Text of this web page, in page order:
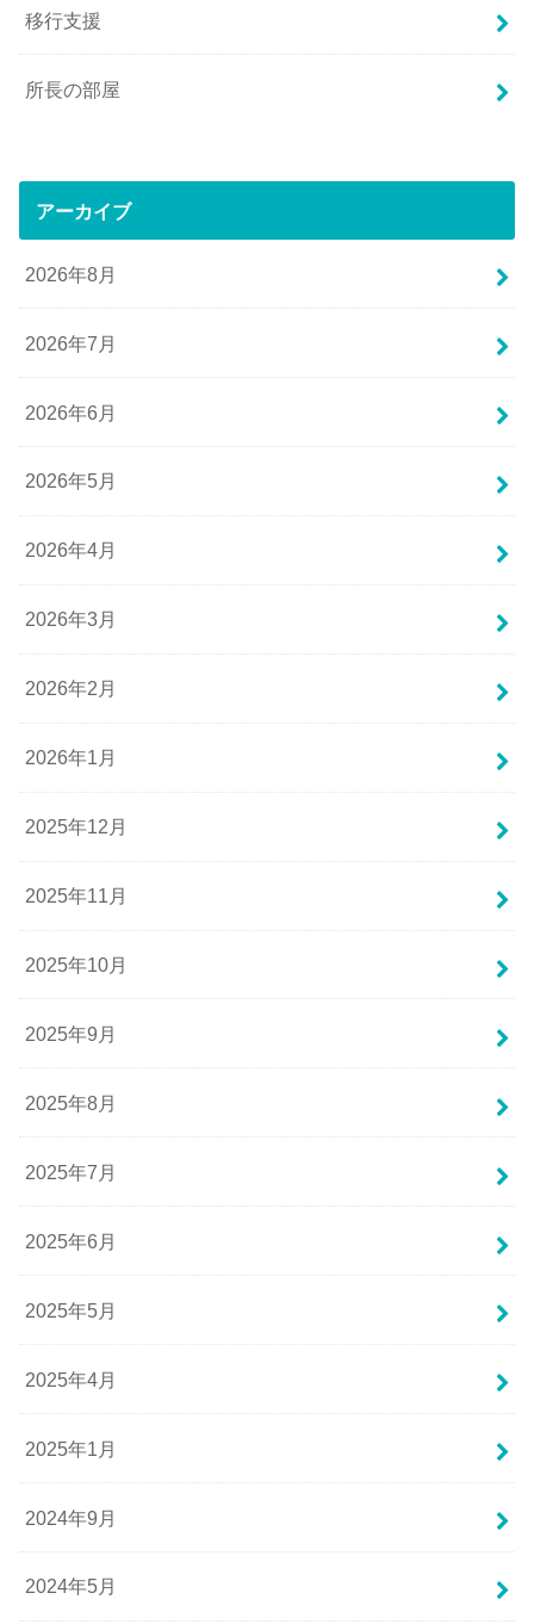
移行支援
所長の部屋
アーカイブ
2026年8月
2026年7月
2026年6月
2026年5月
2026年4月
2026年3月
2026年2月
2026年1月
2025年12月
2025年11月
2025年10月
2025年9月
2025年8月
2025年7月
2025年6月
2025年5月
2025年4月
2025年1月
2024年9月
2024年5月